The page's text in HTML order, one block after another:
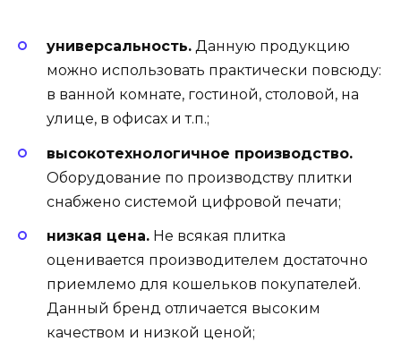
универсальность. Данную продукцию
можно использовать практически повсюду:
в ванной комнате, гостиной, столовой, на
улице, в офисах и т.п.;
высокотехнологичное производство.
Оборудование по производству плитки
снабжено системой цифровой печати;
низкая цена. Не всякая плитка
оценивается производителем достаточно
приемлемо для кошельков покупателей.
Данный бренд отличается высоким
качеством и низкой ценой;